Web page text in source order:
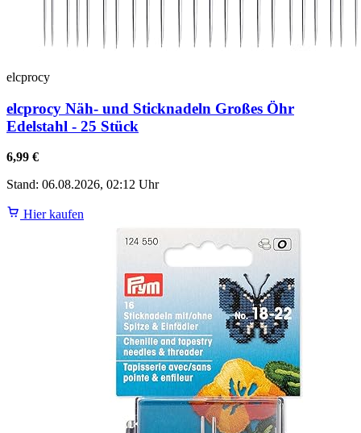
elcprocy
elcprocy Näh- und Sticknadeln Großes Öhr
Edelstahl - 25 Stück
6,99 €
Stand: 06.08.2026, 02:12 Uhr
Hier kaufen